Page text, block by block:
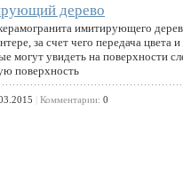
дерево
имитирующего
за счет чего передача цвета и
могут увидеть на поверхности
поверхность
Комментарии: 0